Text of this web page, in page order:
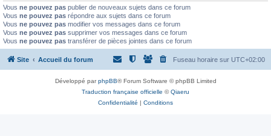
Vous ne pouvez pas publier de nouveaux sujets dans ce forum
Vous ne pouvez pas répondre aux sujets dans ce forum
Vous ne pouvez pas modifier vos messages dans ce forum
Vous ne pouvez pas supprimer vos messages dans ce forum
Vous ne pouvez pas transférer de pièces jointes dans ce forum
Site Accueil du forum Fuseau horaire sur UTC+02:00
Développé parphpBB® Forum Software © phpBB Limited
Traduction française officielle ©Qiaeru
Confidentialité | Conditions